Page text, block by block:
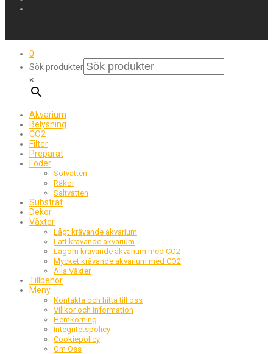
0
Sök produkter
×
Akvarium
Belysning
CO2
Filter
Preparat
Foder
Sötvatten
Räkor
Saltvatten
Substrat
Dekor
Växter
Lågt krävande akvarium
Lätt krävande akvarium
Lagom krävande akvarium med CO2
Mycket krävande akvarium med CO2
Alla Växter
Tillbehör
Meny
Kontakta och hitta till oss
Villkor och Information
Hemkörning
Integritetspolicy
Cookiepolicy
Om Oss